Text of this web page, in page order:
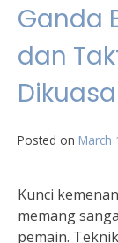
Ganda
dan
Posted on March
Kunci
memang
pemain.